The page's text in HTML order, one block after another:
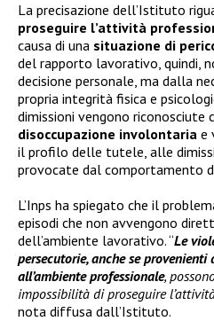
La precisazione dell’Istituto
proseguire l’attività
causa di una situazione di
del rapporto lavorativo, quindi,
decisione personale, ma dalla
propria integrità fisica e
dimissioni vengono riconosciute
disoccupazione involontaria e
il profilo delle tutele, alle
provocate dal comportamento
L’Inps ha spiegato che il
episodi che non avvengono
dell’ambiente lavorativo. “Le
persecutorie, anche se
all’ambiente professionale,
impossibilità di proseguire
nota diffusa dall’Istituto.